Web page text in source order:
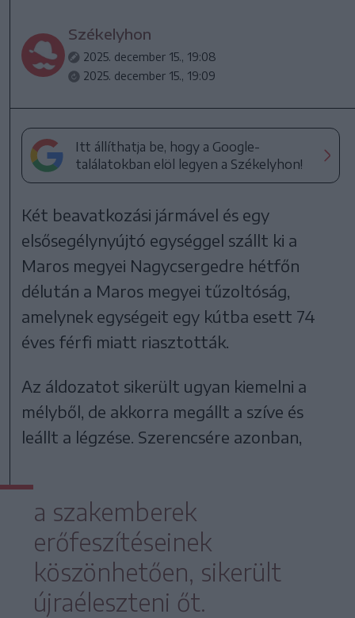
Székelyhon
2025. december 15., 19:08
2025. december 15., 19:09
Itt állíthatja be, hogy a Google-
találatokban elöl legyen a Székelyhon!
Két beavatkozási jármável és egy
elsősegélynyújtó egységgel szállt ki a
Maros megyei Nagycsergedre hétfőn
délután a Maros megyei tűzoltóság,
amelynek egységeit egy kútba esett 74
éves férfi miatt riasztották.
Az áldozatot sikerült ugyan kiemelni a
mélyből, de akkorra megállt a szíve és
leállt a légzése. Szerencsére azonban,
a szakemberek
erőfeszítéseinek
köszönhetően, sikerült
újraéleszteni őt.